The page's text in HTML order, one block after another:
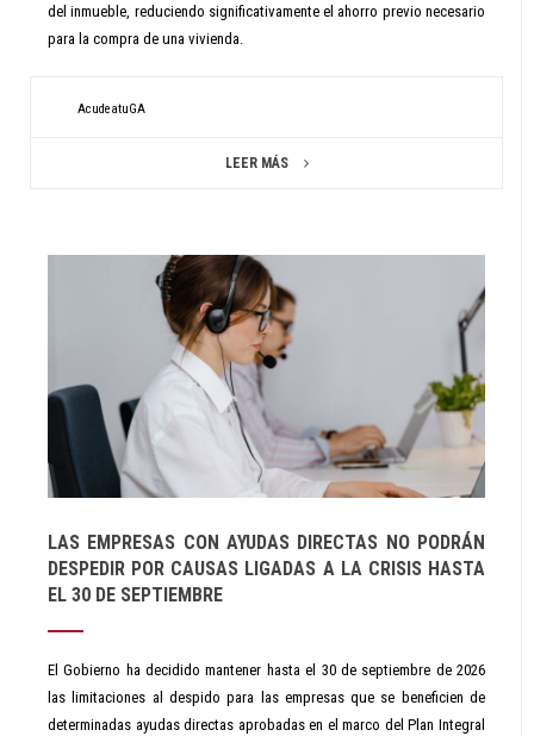
del inmueble, reduciendo significativamente el ahorro previo necesario
para la compra de una vivienda.
AcudeatuGA
LEER MÁS
LAS EMPRESAS CON AYUDAS DIRECTAS NO PODRÁN
DESPEDIR POR CAUSAS LIGADAS A LA CRISIS HASTA
EL 30 DE SEPTIEMBRE
El Gobierno ha decidido mantener hasta el 30 de septiembre de 2026
las limitaciones al despido para las empresas que se beneficien de
determinadas ayudas directas aprobadas en el marco del Plan Integral